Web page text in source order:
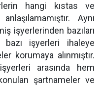
hangi kıstas ve
Aynı
işyerlerinden bazıları
bazı işyerleri ihaleye
korumaya alınmıştır.
arasında hem
şartnameler ve